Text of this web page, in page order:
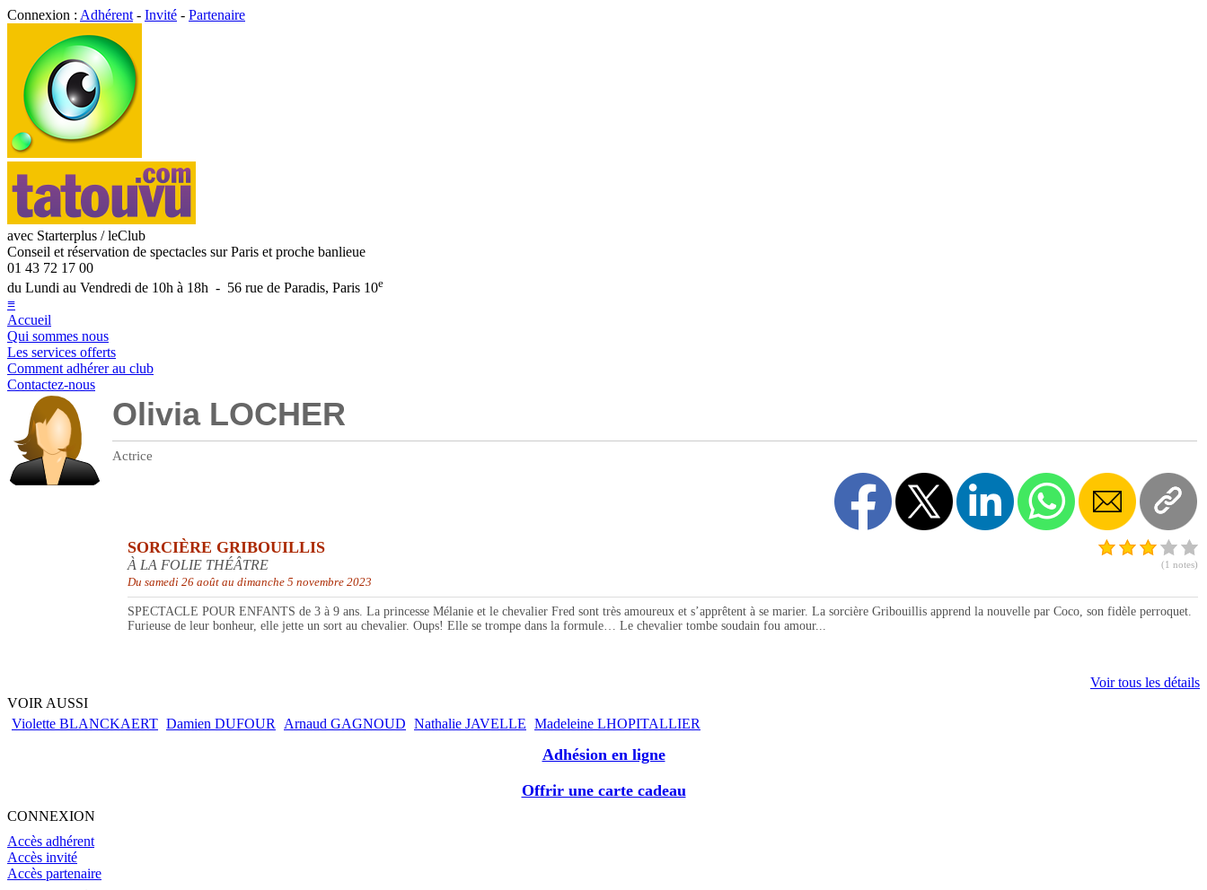
Connexion : Adhérent - Invité - Partenaire
avec Starterplus / leClub
Conseil et réservation de spectacles sur Paris et proche banlieue
01 43 72 17 00
du Lundi au Vendredi de 10h à 18h - 56 rue de Paradis, Paris 10e
≡
Accueil
Qui sommes nous
Les services offerts
Comment adhérer au club
Contactez-nous
Olivia LOCHER
Actrice
(1 notes)
SORCIÈRE GRIBOUILLIS
À LA FOLIE THÉÂTRE
Du samedi 26 août au dimanche 5 novembre 2023
SPECTACLE POUR ENFANTS de 3 à 9 ans. La princesse Mélanie et le chevalier Fred sont très amoureux et s’apprêtent à se marier. La sorcière Gribouillis apprend la nouvelle par Coco, son fidèle perroquet.
Furieuse de leur bonheur, elle jette un sort au chevalier. Oups! Elle se trompe dans la formule… Le chevalier tombe soudain fou amour...
Voir tous les détails
VOIR AUSSI
Violette BLANCKAERT Damien DUFOUR Arnaud GAGNOUD Nathalie JAVELLE Madeleine LHOPITALLIER
Adhésion en ligne
Offrir une carte cadeau
CONNEXION
Accès adhérent
Accès invité
Accès partenaire